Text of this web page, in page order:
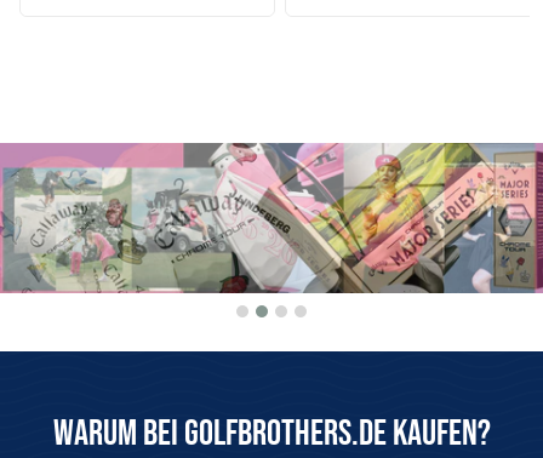
Warum bei Golfbrothers.de kaufen?